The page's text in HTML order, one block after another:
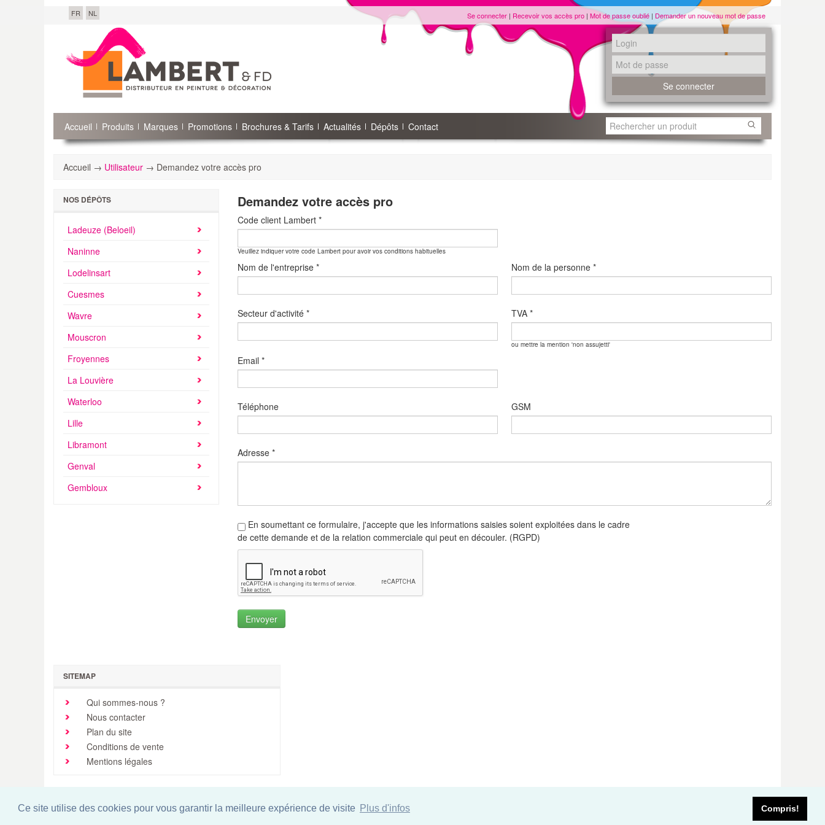
Ce site utilise des cookies pour vous garantir la meilleure expérience de visite Plus d'infos Compris!
FR NL Se connecter | Recevoir vos accès pro | Mot de passe oublié | Demander un nouveau mot de passe
Accueil Produits Marques Promotions Brochures & Tarifs Actualités Dépôts Contact
Accueil → Utilisateur → Demandez votre accès pro
NOS DÉPÔTS
Ladeuze (Beloeil)
Naninne
Lodelinsart
Cuesmes
Wavre
Mouscron
Froyennes
La Louvière
Waterloo
Lille
Libramont
Genval
Gembloux
Demandez votre accès pro
Code client Lambert *
Veuillez indiquer votre code Lambert pour avoir vos conditions habituelles
Nom de l'entreprise * Nom de la personne*
Secteur d'activité * TVA*
ou mettre la mention 'non assujetti'
Email *
Téléphone GSM
Adresse *
En soumettant ce formulaire, j'accepte que les informations saisies soient exploitées dans le cadre
de cette demande et de la relation commerciale qui peut en découler. (RGPD)
SITEMAP
Qui sommes-nous ?
Nous contacter
Plan du site
Conditions de vente
Mentions légales
Easy-concept.com